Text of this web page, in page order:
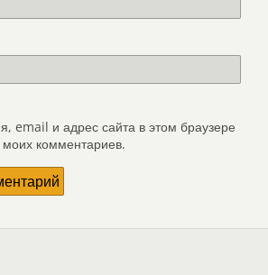
email и адрес сайта в этом браузере
комментариев.